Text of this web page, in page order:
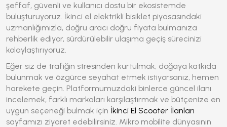
şeffaf, güvenli ve kullanıcı dostu bir ekosistemde
buluşturuyoruz. İkinci el elektrikli bisiklet piyasasındaki
uzmanlığımızla, doğru aracı doğru fiyata bulmanıza
rehberlik ediyor, sürdürülebilir ulaşıma geçiş sürecinizi
kolaylaştırıyoruz.
Eğer siz de trafiğin stresinden kurtulmak, doğaya katkıda
bulunmak ve özgürce seyahat etmek istiyorsanız, hemen
harekete geçin. Platformumuzdaki binlerce güncel ilanı
incelemek, farklı markaları karşılaştırmak ve bütçenize en
uygun seçeneği bulmak için İkinci El Scooter İlanları
sayfamızı ziyaret edebilirsiniz. Mikro mobilite dünyasının